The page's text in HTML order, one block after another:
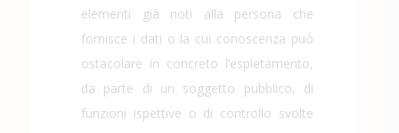
elementi già noti alla persona che
fornisce i dati o la cui conoscenza può
ostacolare in concreto l’espletamento,
da parte di un soggetto pubblico, di
funzioni ispettive o di controllo svolte